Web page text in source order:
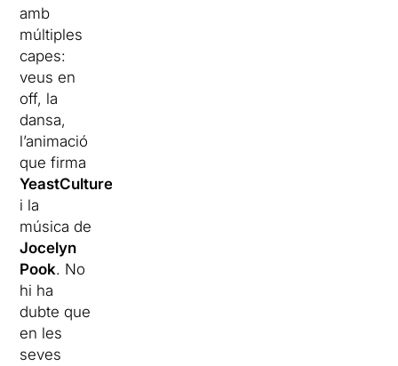
amb
múltiples
capes:
veus en
off, la
dansa,
l’animació
que firma
YeastCulture
i la
música de
Jocelyn
Pook. No
hi ha
dubte que
en les
seves